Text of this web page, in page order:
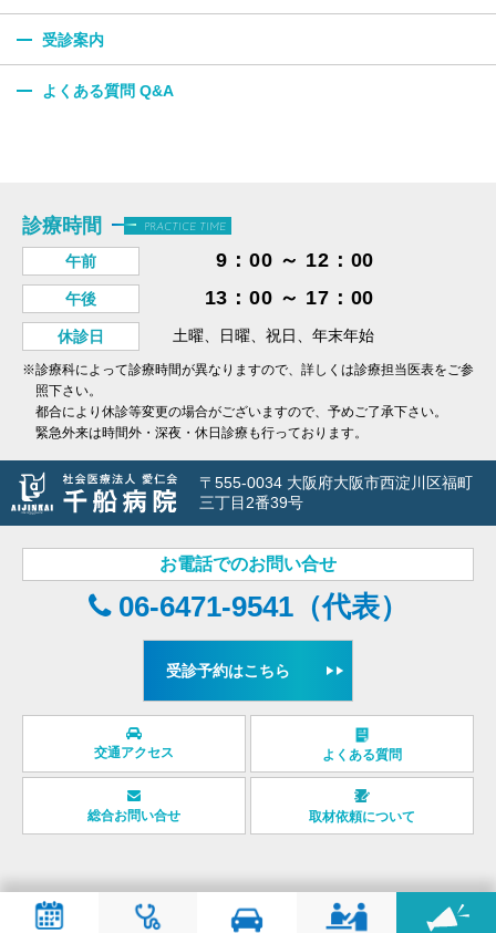
受診案内
よくある質問 Q&A
診療時間 PRACTICE TIME
午前 9：00 ～ 12：00
午後 13：00 ～ 17：00
休診日 土曜、日曜、祝日、年末年始
※診療科によって診療時間が異なりますので、詳しくは診療担当医表をご参
照下さい。
都合により休診等変更の場合がございますので、予めご了承下さい。
緊急外来は時間外・深夜・休日診療も行っております。
〒555-0034 大阪府大阪市西淀川区福町
三丁目2番39号
お電話でのお問い合せ
06-6471-9541（代表）
受診予約はこちら
交通アクセス よくある質問
総合お問い合せ 取材依頼について